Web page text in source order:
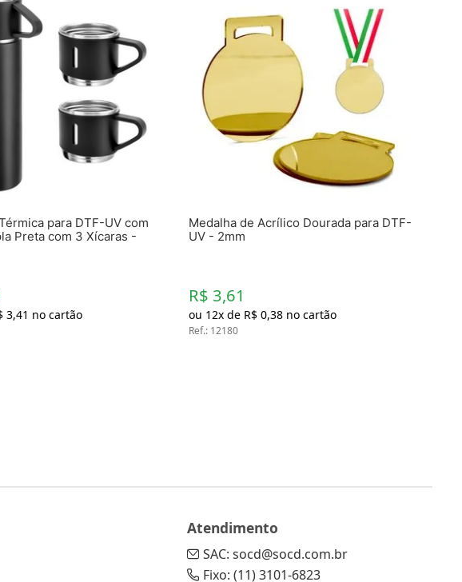
para DTF-UV com
Preta com 3 Xícaras -
3,41 no cartão
Medalha de Acrílico Dourada para DTF-
UV - 2mm
R$ 3,61
ou 12x de R$ 0,38no cartão
Ref.: 12180
Atendimento
SAC: socd@socd.com.br
Fixo: (11) 3101-6823